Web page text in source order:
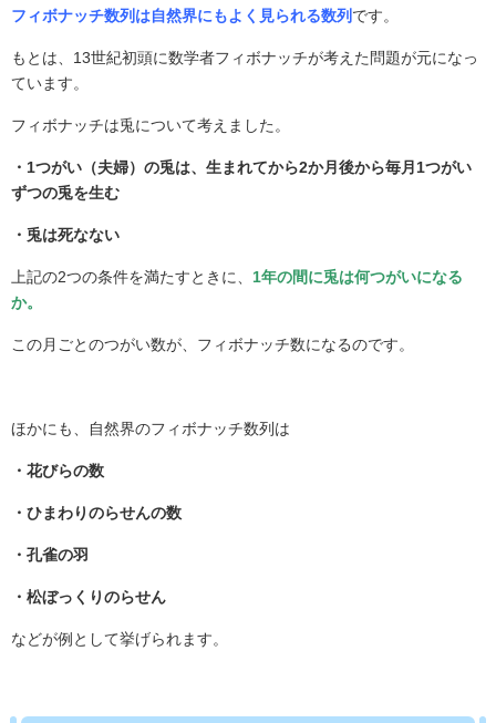
フィボナッチ数列は自然界にもよく見られる数列 です。
もとは、 13世紀初頭に数学者フィボナッチが考えた問題が元になっ
ています。
フィボナッチは兎について考えました。
・1つがい（夫婦）の兎は、生まれてから2か月後から毎月1つがい
ずつの兎を生む
・兎は死なない
上記の2つの条件を満たすときに、 1年の間に兎は何つがいになる
か。
この月ごとのつがい数が、フィボナッチ数になるのです。
ほかにも、自然界のフィボナッチ数列は
・花びらの数
・ひまわりのらせんの数
・孔雀の羽
・松ぼっくりのらせん
などが例として挙げられます。